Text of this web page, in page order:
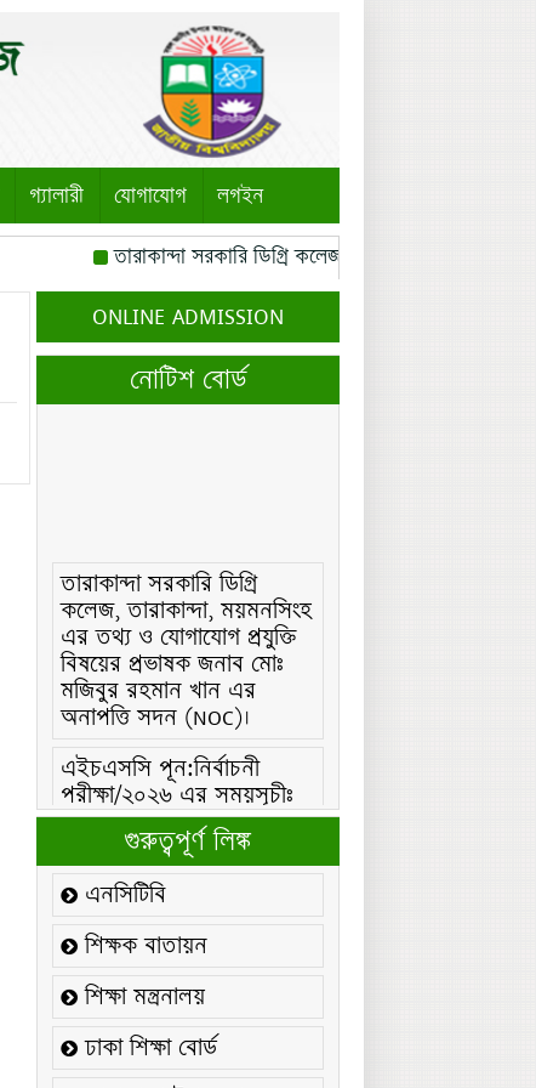
গ্যালারী যোগাযোগ লগইন
তারাকান্দা সরকারি ডিগ্রি কলেজ, তারাকান্দা, ময়মনসিংহ
রোজ বৃহস্পতিবার।
বঙ্গবন্ধু সৃজনশীল মেধা অন্বেষণ
মোবাইল নম্বর: পেইজ-০১
ব্যবসায় শিক্ষা শাখার সকল
ONLINE ADMISSION
নোটিশ বোর্ড
কলেজ, তারাকান্দা, ময়মনসিংহ
এর তথ্য ও যোগাযোগ প্রযুক্তি
বিষয়ের প্রভাষক জনাব মোঃ
মজিবুর রহমান খান এর
অনাপত্তি সদন (NOC)।
পরীক্ষা/২০২৬ এর সময়সূচীঃ
এইচএসসি (বিএমটি) ফরম
পূরণ/২০২৬ বিজ্ঞপ্তিঃ
এইচএসসি ফরম/২০২৬ পূরণ
তারিখে “শহিদ দিবস ও
আন্তর্জাতিক মাতৃভাষা
দিবস-২০২৬ উদযাপন
উপলক্ষ্যে নোটিশঃ
গুরুত্বপূর্ণ লিঙ্ক
এনসিটিবি
শিক্ষক বাতায়ন
শিক্ষা মন্ত্রনালয়
ঢাকা শিক্ষা বোর্ড